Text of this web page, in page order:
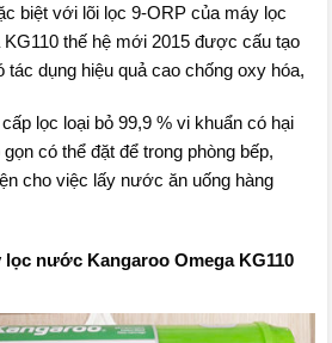
biệt với lõi lọc 9-ORP của máy lọc
thế hệ mới 2015 được cấu tạo
dụng hiệu quả cao chống oxy hóa,
lọc loại bỏ 99,9 % vi khuẩn có hại
có thể đặt để trong phòng bếp,
cho việc lấy nước ăn uống hàng
nước Kangaroo Omega KG110